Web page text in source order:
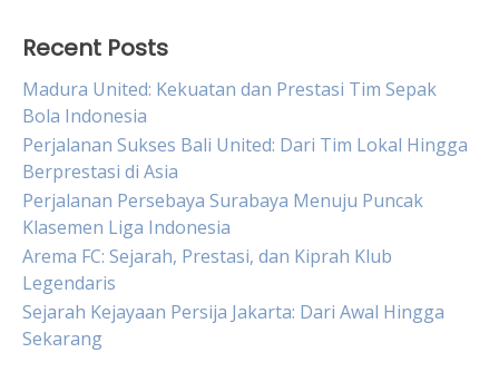
Recent Posts
Madura United: Kekuatan dan Prestasi Tim Sepak
Bola Indonesia
Perjalanan Sukses Bali United: Dari Tim Lokal Hingga
Berprestasi di Asia
Perjalanan Persebaya Surabaya Menuju Puncak
Klasemen Liga Indonesia
Arema FC: Sejarah, Prestasi, dan Kiprah Klub
Legendaris
Sejarah Kejayaan Persija Jakarta: Dari Awal Hingga
Sekarang